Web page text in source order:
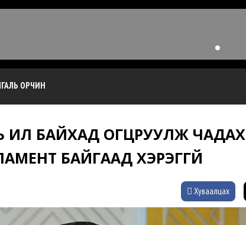
ОРЧИН
БАЙХАД ОГЦРУУЛЖ
БАЙГААД ХЭРЭГГҮЙ
Хуваалцах